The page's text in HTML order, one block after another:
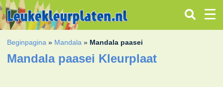
Beginpagina » Mandala » Mandala paasei
Mandala paasei Kleurplaat